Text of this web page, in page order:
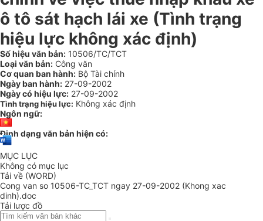
ô tô sát hạch lái xe (Tình trạng
hiệu lực không xác định)
Số hiệu văn bản: 10506/TC/TCT
Loại văn bản: Công văn
Cơ quan ban hành: Bộ Tài chính
Ngày ban hành: 27-09-2002
Ngày có hiệu lực: 27-09-2002
Tình trạng hiệu lực: Không xác định
Ngôn ngữ:
Định dạng văn bản hiện có:
MỤC LỤC
Không có mục lục
Tải về (WORD)
Cong van so 10506-TC_TCT ngay 27-09-2002 (Khong xac
dinh).doc
Tải lược đồ